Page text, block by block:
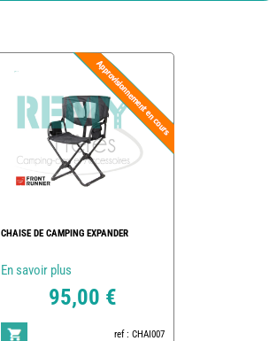
CHAISE DE CAMPING EXPANDER
En savoir plus
95,00 €
ref : CHAI007